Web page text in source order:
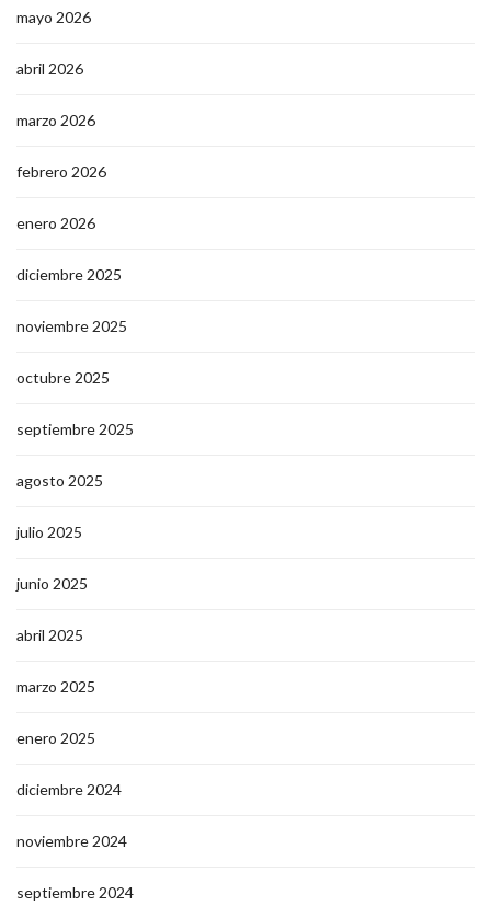
mayo 2026
abril 2026
marzo 2026
febrero 2026
enero 2026
diciembre 2025
noviembre 2025
octubre 2025
septiembre 2025
agosto 2025
julio 2025
junio 2025
abril 2025
marzo 2025
enero 2025
diciembre 2024
noviembre 2024
septiembre 2024